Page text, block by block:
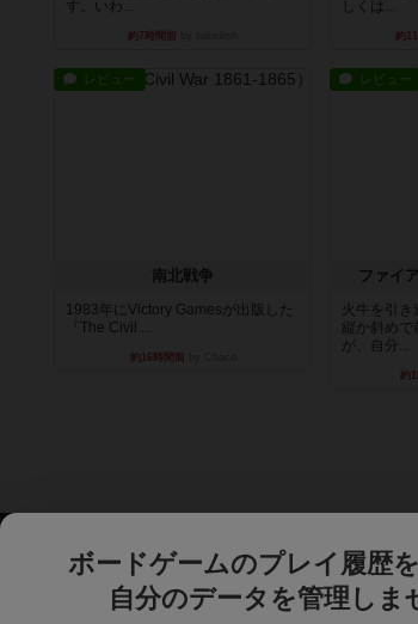
す。いわ...
約7時間前
しくは...
約
レビュー
南北戦争
1983年にVictory Gamesが出版した
『The Civil ...
約16時間前
レビュー
ファイ
火牛を引き
縦か斜め
が、自分...
約
ボードゲームのプレイ履歴を
自分のデータを管理しま